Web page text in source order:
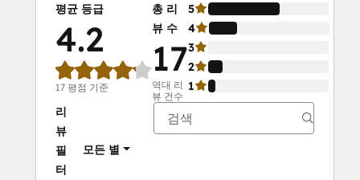
평균 등급
4.2
17 평점 기준
총 리
뷰 수
17
역대 리
뷰 건수
5
4
3
2
1
리
뷰
필
터
모든 별